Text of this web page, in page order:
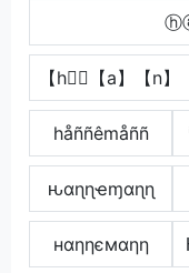
【h】⃣【a】【n
håññêmåññ
ԋαɳɳҽɱαɳɳ
нαηηємαηη